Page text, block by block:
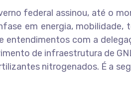
federal assinou, até o
em energia, mobilidade,
entendimentos com a
de infraestrutura de
nitrogenados. É a